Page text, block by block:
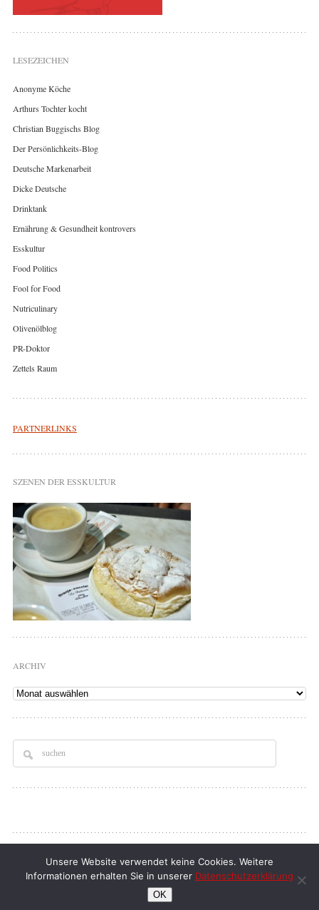
LESEZEICHEN
Anonyme Köche
Arthurs Tochter kocht
Christian Buggischs Blog
Der Persönlichkeits-Blog
Deutsche Markenarbeit
Dicke Deutsche
Drinktank
Ernährung & Gesundheit kontrovers
Esskultur
Food Politics
Fool for Food
Nutriculinary
Olivenölblog
PR-Doktor
Zettels Raum
PARTNERLINKS
SZENEN DER ESSKULTUR
ARCHIV
Archiv
Copyright © 2026Tellerrand. All rights Reserved.
klaus d. doll| full service webdesign
Unsere Website verwendet keine Cookies. Weitere
Informationen erhalten Sie in unserer Datenschutzerklärung
OK